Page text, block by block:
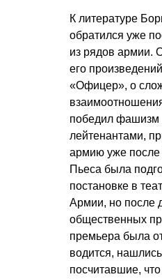
К литературе
обратился уже
из рядов армии.
его
«Офицер», о
победил
лейтенантами,
армию уже
Пьеса была
постановке в
Армии, но после
общественных
премьера была
водится,
посчитавшие,